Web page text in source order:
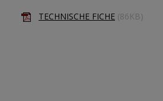
TECHNISCHE FICHE (86KB)